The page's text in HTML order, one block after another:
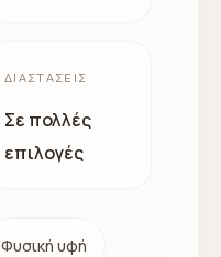
ΔΙΑΣΤΆΣΕΙΣ
Σε πολλές
επιλογές
Φυσική υφή